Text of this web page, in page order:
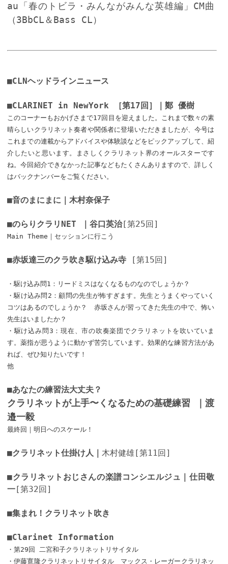
au「春のトビラ・みんながみんな英雄編」CM曲
（3BbCL＆Bass CL）
■CLNヘッドラインニュース
■CLARINET in NewYork ［第17回］｜鄭 優樹
このコーナーもおかげさまで17回目を迎えました。これまで数々の素
晴らしいクラリネット奏者や関係者に登場いただきましたが、今号は
これまでの連載からアドバイスや体験談などをピックアップして、紹
介したいと思います。まさしくクラリネット界のオールスターです
ね。今回紹介できなかった記事などもたくさんありますので、詳しく
はバックナンバーをご覧ください。
■音のまにまに｜木村奈保子
■のらりクラリNET ｜谷口英治[第25回]
Main Theme｜セッションに行こう
■赤坂達三のクラ吹き駆け込み寺 [第15回]
・駆け込み問1：リードミスはなくなるものなのでしょうか？
・駆け込み問2：顧問の先生が怖すぎます。先生とうまくやっていく
コツはあるのでしょうか？ 赤坂さんが習ってきた先生の中で、怖い
先生はいましたか？
・駆け込み問3：現在、市の吹奏楽団でクラリネットを吹いていま
す。薬指が思うように動かず苦労しています。効果的な練習方法があ
れば、ぜひ知りたいです！
他
■あなたの練習法大丈夫？
クラリネットが上手〜くなるための基礎練習 ｜渡
邉一毅
最終回｜明日へのスケール！
■クラリネット仕掛け人｜ 木村健雄[第11回]
■クラリネットおじさんの楽譜コンシエルジュ｜仕田敬
一[第32回]
■集まれ！クラリネット吹き
■Clarinet Information
・第29回 二宮和子クラリネットリサイタル
・伊藤寛隆クラリネットリサイタル マックス・レーガークラリネッ